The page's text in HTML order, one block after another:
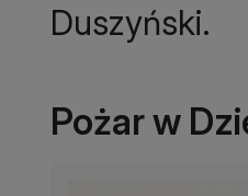
Duszyński.
Pożar w